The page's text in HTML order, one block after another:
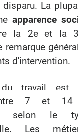
disparu. La
apparence
la 2e et la
remarque
d'intervention.
travail est
7 et 14
selon le
Les